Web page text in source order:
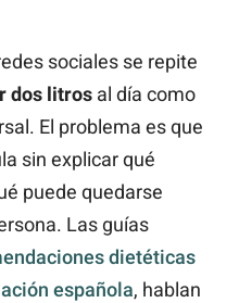
sociales se repite
dos litros al día como
El problema es que
sin explicar qué
puede quedarse
Las guías
dietéticas
española, hablan